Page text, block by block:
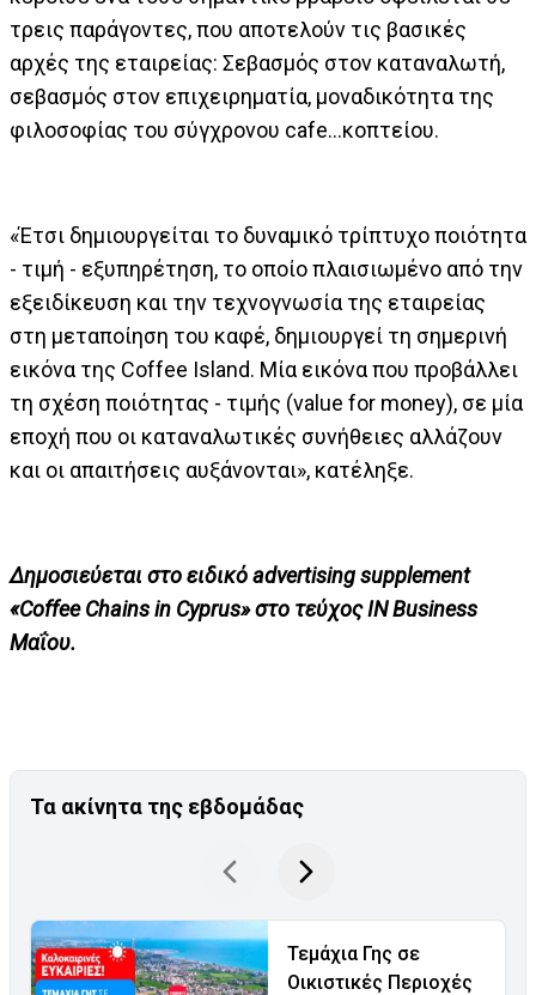
τρεις παράγοντες, που αποτελούν τις βασικές
αρχές της εταιρείας: Σεβασμός στον καταναλωτή,
σεβασμός στον επιχειρηματία, μοναδικότητα της
φιλοσοφίας του σύγχρονου cafe…κοπτείου.
«Έτσι δημιουργείται το δυναμικό τρίπτυχο ποιότητα
- τιμή - εξυπηρέτηση, το οποίο πλαισιωμένο από την
εξειδίκευση και την τεχνογνωσία της εταιρείας
στη μεταποίηση του καφέ, δημιουργεί τη σημερινή
εικόνα της Coffee Island. Μία εικόνα που προβάλλει
τη σχέση ποιότητας - τιμής (value for money), σε μία
εποχή που οι καταναλωτικές συνήθειες αλλάζουν
και οι απαιτήσεις αυξάνονται», κατέληξε.
Δημοσιεύεται στο ειδικό advertising supplement
«Coffee Chains in Cyprus» στο τεύχος ΙΝ Βusiness
Μαΐου.
Τα ακίνητα της εβδομάδας
Τεμάχια Γης σε
Οικιστικές Περιοχές